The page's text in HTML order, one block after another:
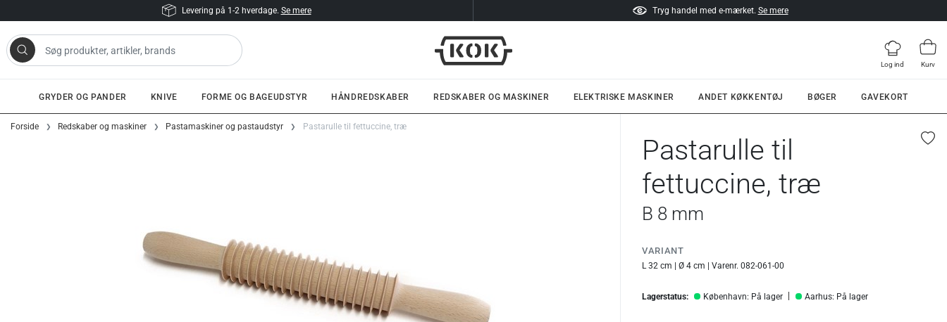
Gå til indhold
Levering på 1-2 hverdage. Se mere Tryg handel med e-mærket. Se mere
artikler, brands
Log ind Kurv
GRYDER OG PANDER KNIVE FORME OG BAGEUDSTYR HÅNDREDSKABER REDSKABER OG MASKINER ELEKTRISKE MASKINER ANDET KØKKENTØJ BØGER GAVEKORT
Forside Redskaber og maskiner Pastamaskiner og pastaudstyr Pastarulle til fettuccine, træ
Pastarulle til
fettuccine, træ
B 8 mm
VARIANT
L 32 cm | Ø 4 cm | Varenr. 082-061-00
Lagerstatus: København: På lager Aarhus: På lager